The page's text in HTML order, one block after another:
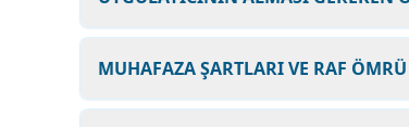
MUHAFAZA ŞARTLARI VE RAF ÖMRÜ